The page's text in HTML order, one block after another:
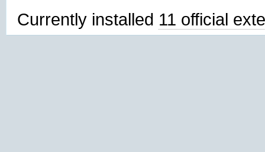
Currently installed 11 official